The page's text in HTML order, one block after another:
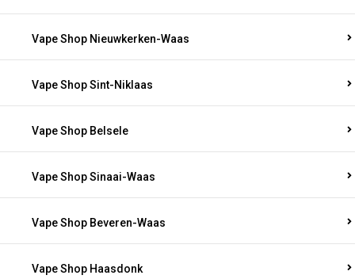
Vape Shop Nieuwkerken-Waas
Vape Shop Sint-Niklaas
Vape Shop Belsele
Vape Shop Sinaai-Waas
Vape Shop Beveren-Waas
Vape Shop Haasdonk